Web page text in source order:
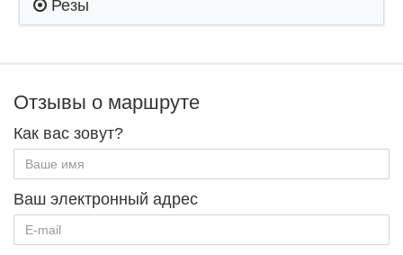
Резы
Отзывы о маршруте
Как вас зовут?
Ваш электронный адрес